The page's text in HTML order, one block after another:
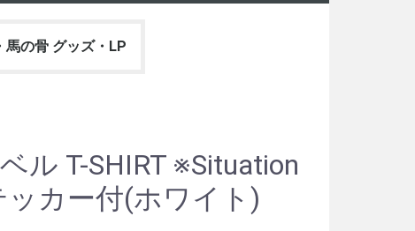
馬の骨 グッズ・LP
ル T-SHIRT ※Situation
カー付(ホワイト)